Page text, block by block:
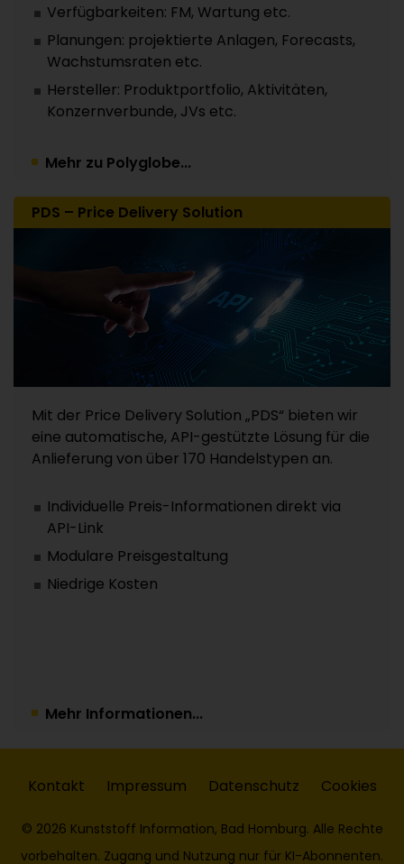
Verfügbarkeiten: FM, Wartung etc.
Planungen: projektierte Anlagen, Forecasts,
Wachstumsraten etc.
Hersteller: Produktportfolio, Aktivitäten,
Konzernverbunde, JVs etc.
Mehr zu Polyglobe...
PDS – Price Delivery Solution
Mit der Price Delivery Solution „PDS“ bieten wir
eine automatische, API-gestützte Lösung für die
Anlieferung von über 170 Handelstypen an.
Individuelle Preis-Informationen direkt via
API-Link
Modulare Preisgestaltung
Niedrige Kosten
Mehr Informationen...
Kontakt Impressum Datenschutz Cookies
© 2026 Kunststoff Information, Bad Homburg. Alle Rechte
vorbehalten. Zugang und Nutzung nur für KI-Abonnenten.